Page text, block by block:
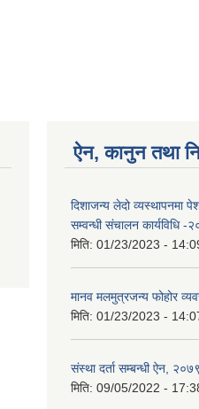
ऐन, कानुन तथा
दिशाजन्य लेदो व्यस्थापनमा
सम्वन्धी संचालन कार्यविधि -
मिति: 01/23/2023 -
मानव मलमुत्रजन्य फोहोर
मिति: 01/23/2023 -
संस्था दर्ता सम्बन्धी ऐन, २०७९
मिति: 09/05/2022 -